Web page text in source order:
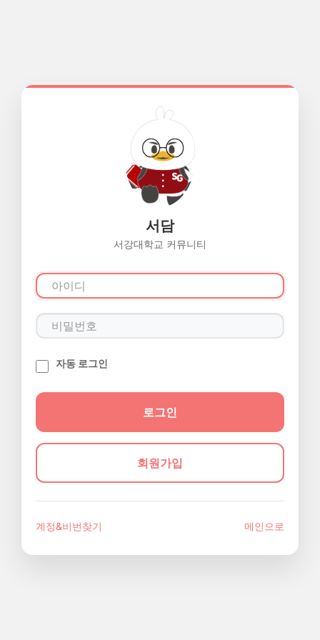
서담
서강대학교 커뮤니티
자동 로그인
회원가입
계정&비번찾기 메인으로